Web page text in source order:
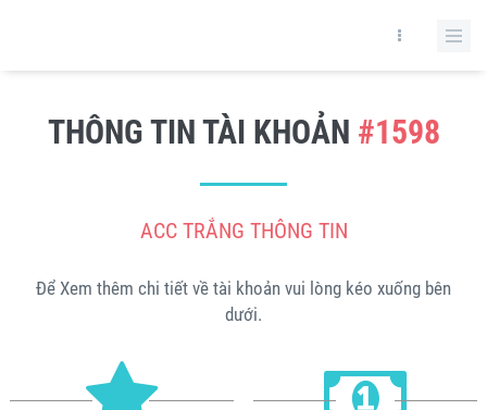
THÔNG TIN TÀI KHOẢN #1598
ACC TRẮNG THÔNG TIN
Để Xem thêm chi tiết về tài khoản vui lòng kéo xuống bên
dưới.